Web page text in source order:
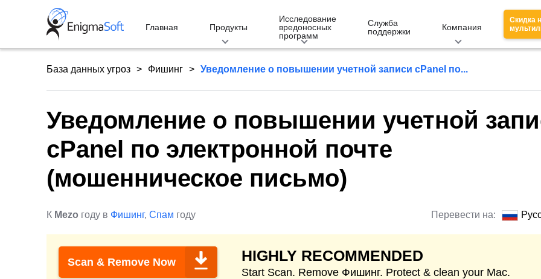
Главная Продукты
Исследование
вредоносных
программ
Служба
поддержки
Компания
Скидка
База данных угроз Фишинг Уведомление о повышении учетной записи cPanel по...
Уведомление о повышении учетной
cPanel по электронной почте
(мошенническое письмо)
К Mezo году в Фишинг, Спам году Перевести на:
Scan & Remove Now HIGHLY RECOMMENDED
Start Scan. Remove Фишинг. Protect & clean your Mac.